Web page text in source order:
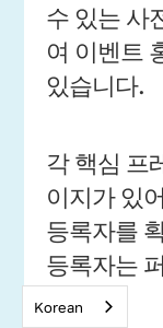
수 있는 사
여 이벤트
있습니다.
각 핵심 프
이지가 있
등록자를
등록자는
니다.
Korean